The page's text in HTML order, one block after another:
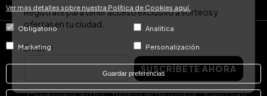
Ver mas detalles sobre nuestra Política de Cookies aquí.
Obligatorio Analítica
Marketing Personalización
Guardar preferencias
© Hotel Treats 2026
Tel: +34 871 51 00 40 (9:00 - 19:00 CEST)
Regístrate para tener acceso exclusivo a sorteos y
ofertas en tu ciudad.
Email
SUSCRÍBETE AHORA